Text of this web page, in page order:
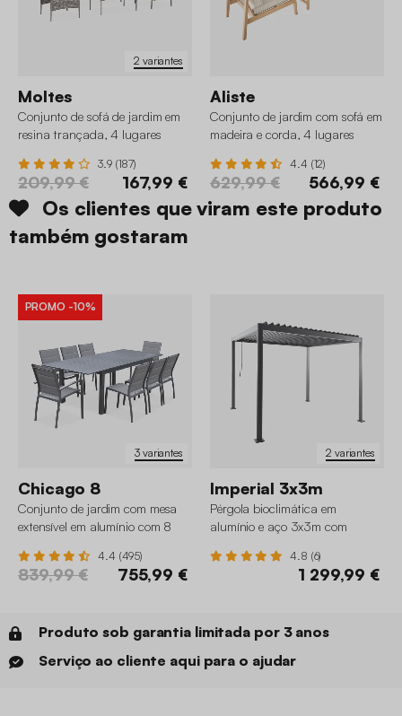
2 variantes
Moltes
Conjunto de sofá de jardim em
resina trançada, 4 lugares
3.9 (187)
209,99 € 167,99 €
Aliste
Conjunto de jardim com sofá em
madeira e corda, 4 lugares
4.4 (12)
629,99 € 566,99 €
Os clientes que viram este produto
também gostaram
3 variantes
PROMO -10%
Chicago 8
Conjunto de jardim com mesa
extensível em alumínio com 8
4.4 (495)
839,99 € 755,99 €
2 variantes
Imperial 3x3m
Pérgola bioclimática em
alumínio e aço 3x3m com
arredondados
4.8 (6)
1 299,99 €
Produto sob garantia limitada por 3 anos
Serviço ao cliente aqui para o ajudar